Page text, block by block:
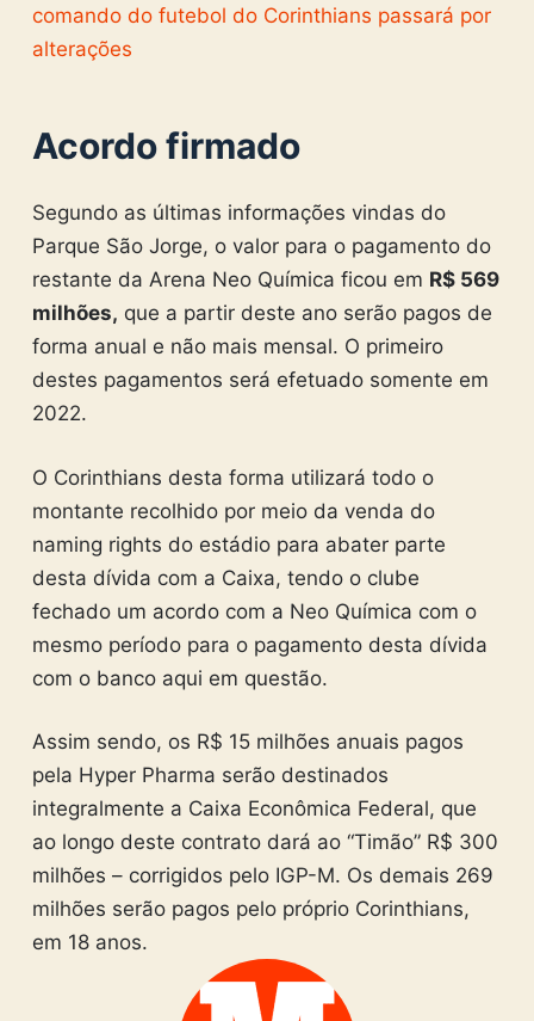
comando do futebol do Corinthians passará por
alterações
Acordo firmado
Segundo as últimas informações vindas do
Parque São Jorge, o valor para o pagamento do
restante da Arena Neo Química ficou em R$ 569
milhões, que a partir deste ano serão pagos de
forma anual e não mais mensal. O primeiro
destes pagamentos será efetuado somente em
2022.
O Corinthians desta forma utilizará todo o
montante recolhido por meio da venda do
naming rights do estádio para abater parte
desta dívida com a Caixa, tendo o clube
fechado um acordo com a Neo Química com o
mesmo período para o pagamento desta dívida
com o banco aqui em questão.
Assim sendo, os R$ 15 milhões anuais pagos
pela Hyper Pharma serão destinados
integralmente a Caixa Econômica Federal, que
ao longo deste contrato dará ao “Timão” R$ 300
milhões – corrigidos pelo IGP-M. Os demais 269
milhões serão pagos pelo próprio Corinthians,
em 18 anos.